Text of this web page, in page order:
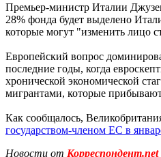
Премьер-министр Италии
28% фонда будет выделено
которые могут "изменить лицо
Европейский вопрос
последние годы, когда
хронической экономической
мигрантами, которые
Как сообщалось,
государством-членом ЕС в
Новости от Корреспондент.net